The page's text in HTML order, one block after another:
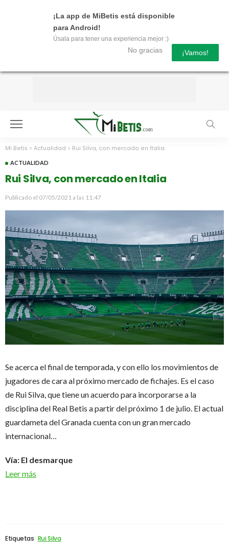
¡La app de MiBetis está disponible
para Android!
Úsala para tener una experiencia mejor :)
No gracias ¡Vamos!
Mi Betis > Actualidad > Rui Silva, con mercado en Italia
ACTUALIDAD
Rui Silva, con mercado en Italia
Publicado el 07/05/2021 a las 11:47
Se acerca el final de temporada, y con ello los movimientos de
jugadores de cara al próximo mercado de fichajes. Es el caso
de Rui Silva, que tiene un acuerdo para incorporarse a la
disciplina del Real Betis a partir del próximo 1 de julio. El actual
guardameta del Granada cuenta con un gran mercado
internacional…
Vía: El desmarque
Leer más
Etiquetas Rui Silva